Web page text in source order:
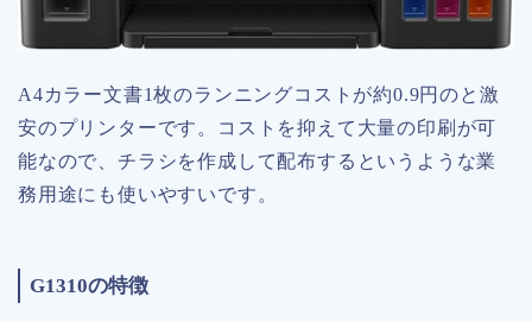
A4カラー文書1枚のランニングコストが約0.9円のと激
安のプリンターです。コストを抑えて大量の印刷が可
能なので、チラシを作成して配布するというような業
務用途にも使いやすいです。
G1310の特徴